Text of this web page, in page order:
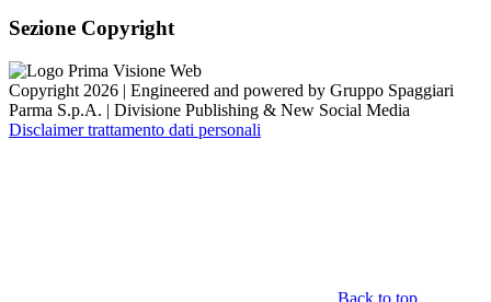
Sezione Copyright
Copyright 2026 | Engineered and powered by Gruppo Spaggiari
Parma S.p.A. | Divisione Publishing & New Social Media
Disclaimer trattamento dati personali
Back to top